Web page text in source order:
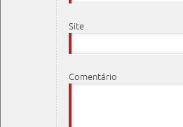
Site
Comentário